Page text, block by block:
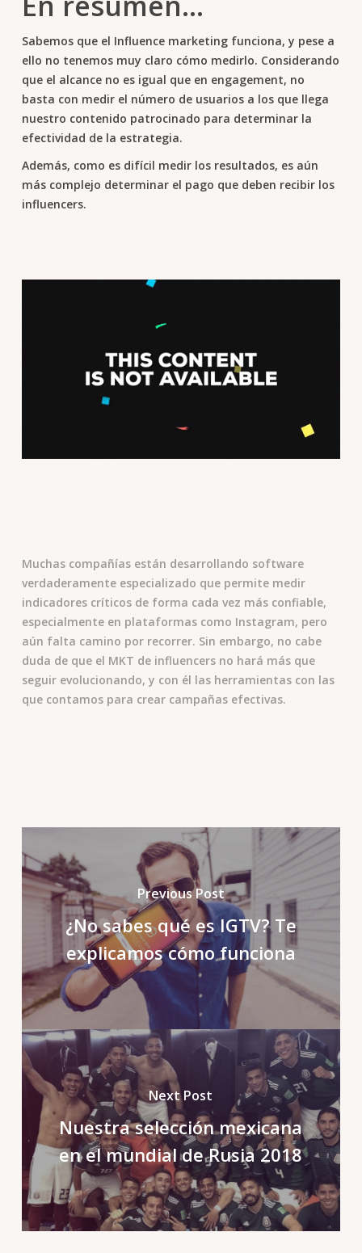
Sabemos que el Influence marketing funciona, y pese a
ello no tenemos muy claro cómo medirlo. Considerando
que el alcance no es igual que en engagement, no
basta con medir el número de usuarios a los que llega
nuestro contenido patrocinado para determinar la
efectividad de la estrategia.
Además, como es difícil medir los resultados, es aún
más complejo determinar el pago que deben recibir los
influencers.
Muchas compañías están desarrollando software
verdaderamente especializado que permite medir
indicadores críticos de forma cada vez más confiable,
especialmente en plataformas como Instagram, pero
aún falta camino por recorrer. Sin embargo, no cabe
duda de que el MKT de influencers no hará más que
seguir evolucionando, y con él las herramientas con las
que contamos para crear campañas efectivas.
Previous Post
¿No sabes qué es IGTV? Te
explicamos cómo funciona
Next Post
Nuestra selección mexicana
en el mundial de Rusia 2018